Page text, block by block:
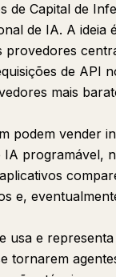
de Capital de
de IA. A ideia
provedores
de API
mais
podem vender
programável,
e,
usa e
tornarem